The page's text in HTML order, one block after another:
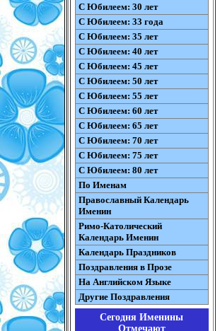
С Юбилеем: 30 лет
С Юбилеем: 33 года
С Юбилеем: 35 лет
С Юбилеем: 40 лет
С Юбилеем: 45 лет
С Юбилеем: 50 лет
С Юбилеем: 55 лет
С Юбилеем: 60 лет
С Юбилеем: 65 лет
С Юбилеем: 70 лет
С Юбилеем: 75 лет
С Юбилеем: 80 лет
По Именам
Православный Календарь
Именин
Римо-Католический
Календарь Именин
Календарь Праздников
Поздравления в Прозе
На Английском Языке
Другие Поздравления
Сегодня Именины
Отмечают